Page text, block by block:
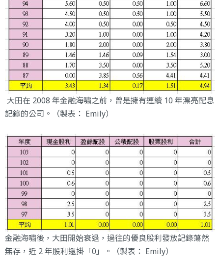
大田在 2008 年金融海嘯之前，曾是擁有連續 10 年漂亮配息
記錄的公司。（製表： Emily）
金融海嘯後，大田開始衰退，過往的優良股利發放記錄蕩然
無存，近 2 年股利還掛「0」。（製表： Emily）